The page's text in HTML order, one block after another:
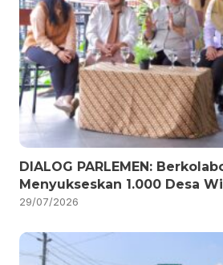
DIALOG PARLEMEN:
Menyukseskan 1.000 Desa
29/07/2026